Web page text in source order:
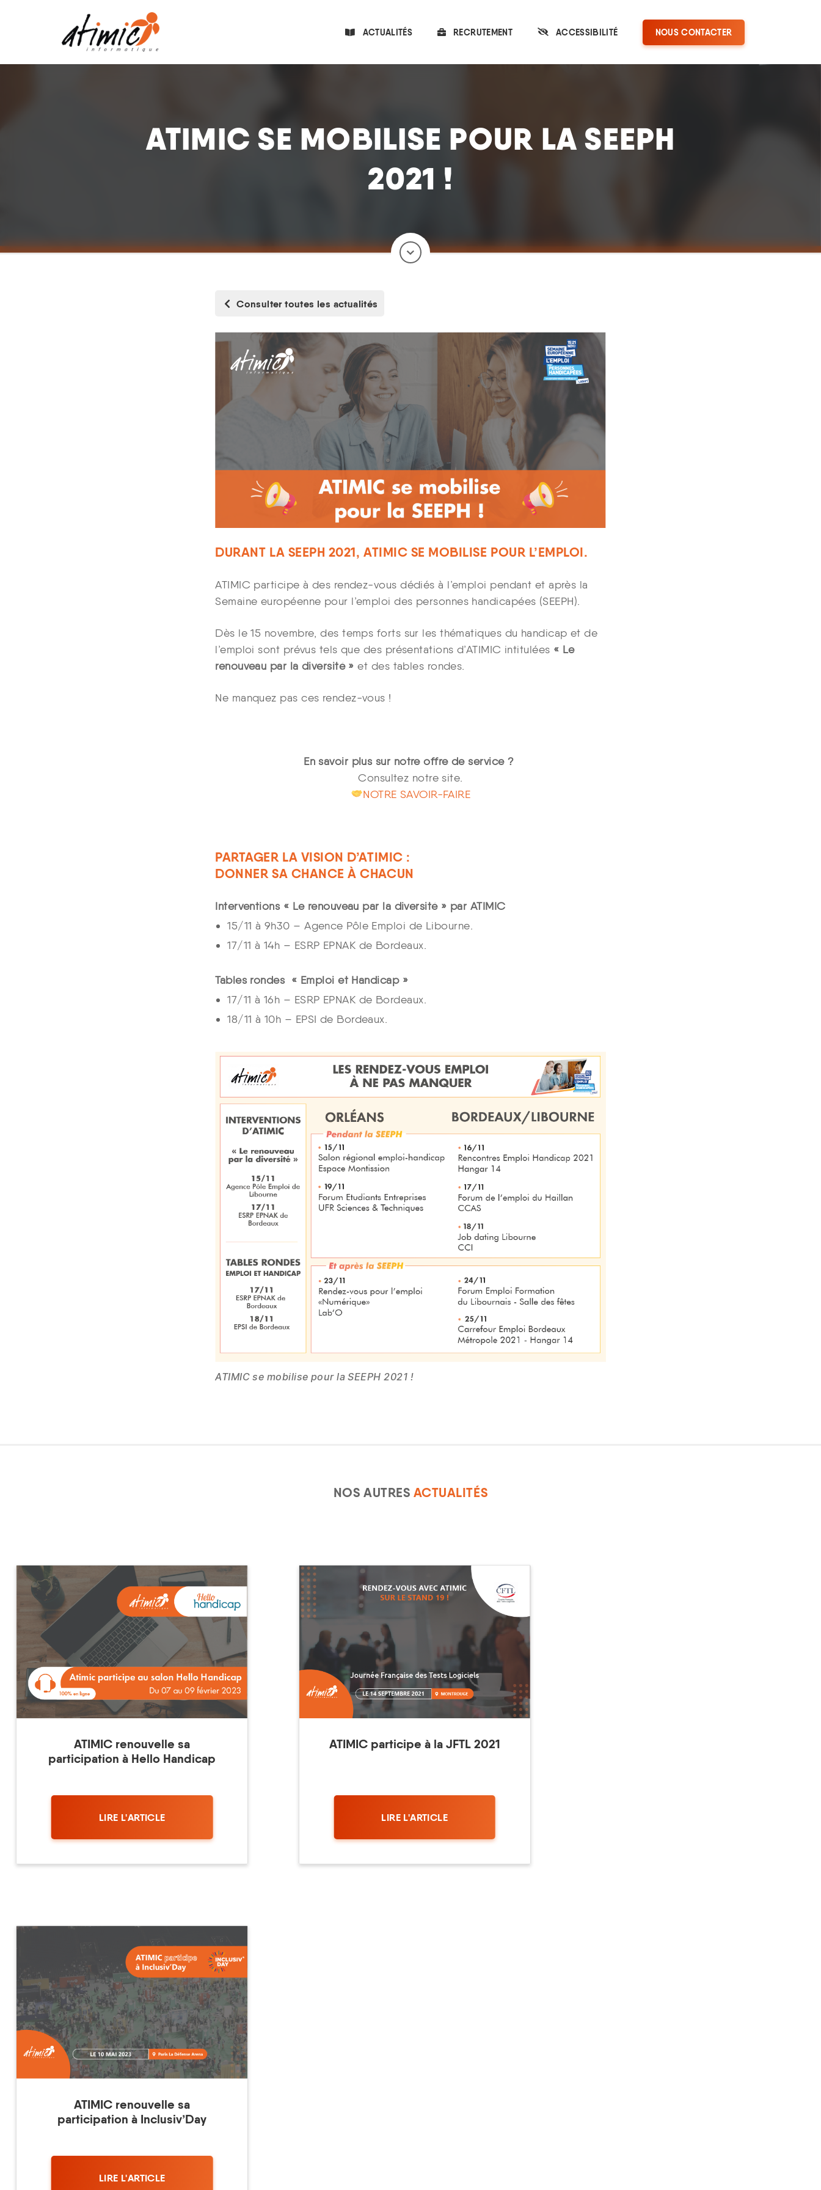
ACTUALITÉS RECRUTEMENT ACCESSIBILITÉ NOUS CONTACTER
ATIMIC SE MOBILISE POUR LA SEEPH
2021 !
Consulter toutes les actualités
DURANT LA SEEPH 2021, ATIMIC SE MOBILISE POUR L’EMPLOI.
ATIMIC participe à des rendez-vous dédiés à l’emploi pendant et après la
Semaine européenne pour l’emploi des personnes handicapées (SEEPH).
Dès le 15 novembre, des temps forts sur les thématiques du handicap et de
l’emploi sont prévus tels que des présentations d’ATIMIC intitulées « Le
renouveau par la diversité » et des tables rondes.
Ne manquez pas ces rendez-vous !
En savoir plus sur notre offre de service ?
Consultez notre site.
NOTRE SAVOIR-FAIRE
PARTAGER LA VISION D’ATIMIC :
DONNER SA CHANCE À CHACUN
Interventions « Le renouveau par la diversité » par ATIMIC
15/11 à 9h30 – Agence Pôle Emploi de Libourne.
17/11 à 14h – ESRP EPNAK de Bordeaux.
Tables rondes « Emploi et Handicap »
17/11 à 16h – ESRP EPNAK de Bordeaux.
18/11 à 10h – EPSI de Bordeaux.
ATIMIC se mobilise pour la SEEPH 2021 !
NOS AUTRES ACTUALITÉS
ATIMIC renouvelle sa
participation à Hello Handicap
LIRE L'ARTICLE
ATIMIC participe à la JFTL 2021
LIRE L'ARTICLE
ATIMIC renouvelle sa
participation à Inclusiv’Day
LIRE L'ARTICLE